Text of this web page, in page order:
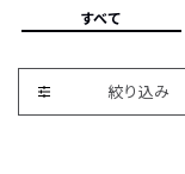
すべて
絞り込み